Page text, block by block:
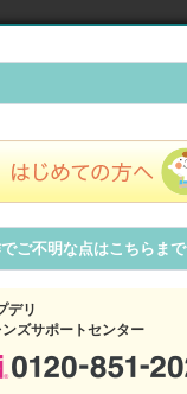
ありません◆
去します。
会自主規格　JW
。
ご不明な点はこちらまで
デリ
ズサポートセンター